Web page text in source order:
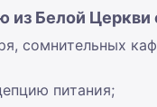
Белой Церкви
сомнительных
питания;